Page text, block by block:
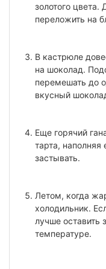
золотого цвета.
переложить на
В кастрюле
на шоколад.
перемешать до
вкусный
Еще горячий
тарта, наполняя
застывать.
Летом, когда
холодильник.
лучше оставить
температуре.